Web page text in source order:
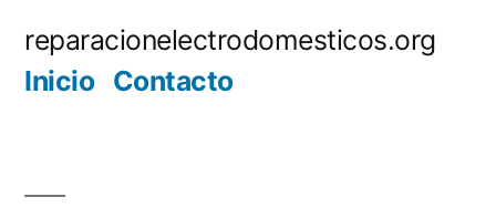
reparacionelectrodomesticos.org
Inicio Contacto